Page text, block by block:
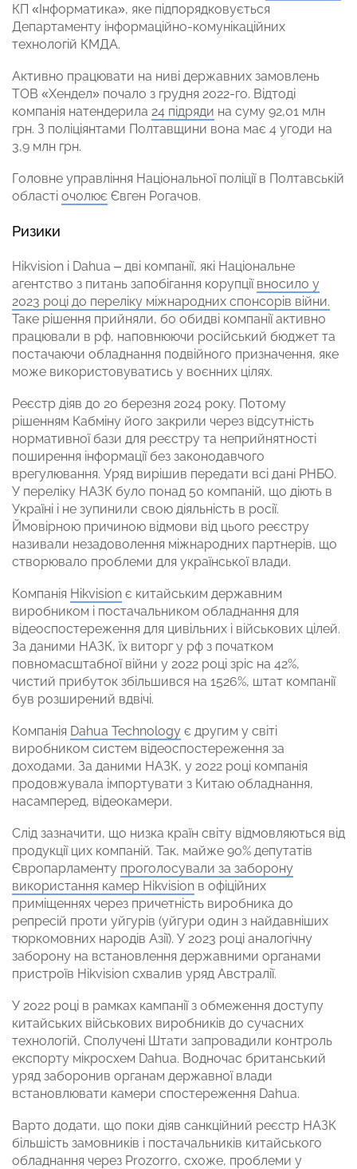
КП «Інформатика», яке підпорядковується
Департаменту інформаційно-комунікаційних
технологій КМДА.
Активно працювати на ниві державних замовлень
ТОВ «Хендел» почало з грудня 2022-го. Відтоді
компанія натендерила 24 підряди на суму 92,01 млн
грн. З поліціянтами Полтавщини вона має 4 угоди на
3,9 млн грн.
Головне управління Національної поліції в Полтавській
області очолює Євген Рогачов.
Ризики
Hikvision і Dahua – дві компанії, які Національне
агентство з питань запобігання корупції вносило у
2023 році до переліку міжнародних спонсорів війни.
Таке рішення прийняли, бо обидві компанії активно
працювали в рф, наповнюючи російський бюджет та
постачаючи обладнання подвійного призначення, яке
може використовуватись у воєнних цілях.
Реєстр діяв до 20 березня 2024 року. Потому
рішенням Кабміну його закрили через відсутність
нормативної бази для реєстру та неприйнятності
поширення інформації без законодавчого
врегулювання. Уряд вирішив передати всі дані РНБО.
У переліку НАЗК було понад 50 компаній, що діють в
Україні і не зупинили свою діяльність в росії.
Ймовірною причиною відмови від цього реєстру
називали незадоволення міжнародних партнерів, що
створювало проблеми для української влади.
Компанія Hikvision є китайським державним
виробником і постачальником обладнання для
відеоспостереження для цивільних і військових цілей.
За даними НАЗК, їх виторг у рф з початком
повномасштабної війни у 2022 році зріс на 42%,
чистий прибуток збільшився на 1526%, штат компанії
був розширений вдвічі.
Компанія Dahua Technology є другим у світі
виробником систем відеоспостереження за
доходами. За даними НАЗК, у 2022 році компанія
продовжувала імпортувати з Китаю обладнання,
насамперед, відеокамери.
Слід зазначити, що низка країн світу відмовляються від
продукції цих компаній. Так, майже 90% депутатів
Європарламенту проголосували за заборону
використання камер Hikvision в офіційних
приміщеннях через причетність виробника до
репресій проти уйгурів (уйгури один з найдавніших
тюркомовних народів Азії). У 2023 році аналогічну
заборону на встановлення державними органами
пристроїв Hikvision схвалив уряд Австралії.
У 2022 році в рамках кампанії з обмеження доступу
китайських військових виробників до сучасних
технологій, Сполучені Штати запровадили контроль
експорту мікросхем Dahua. Водночас британський
уряд заборонив органам державної влади
встановлювати камери спостереження Dahua.
Варто додати, що поки діяв санкційний реєстр НАЗК
більшість замовників і постачальників китайського
обладнання через Prozorro, схоже, проблеми у